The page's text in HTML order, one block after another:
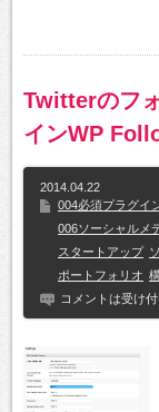
Twitterのフ
インWP
2014.04.22
004必須プラグイ
006ソーシャルメ
スタートアップ
ポートフォリオ
コメントは受け付